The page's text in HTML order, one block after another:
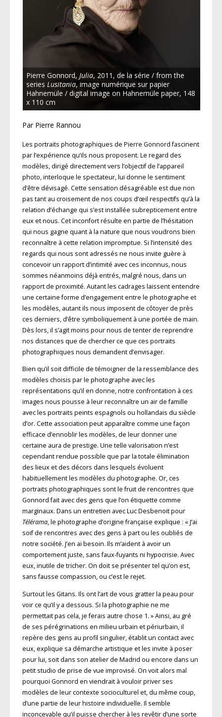
Pierre Gonnord, Julia, 2011, de la série / from the
series Lusitania, image numérique sur papier
Hahnemüle / digital image on Hahnemüle paper, 148
x 110 cm
Par Pierre Rannou
Les portraits photographiques de Pierre Gonnord fascinent
par l’expérience qu’ils nous proposent. Le regard des
modèles, dirigé directement vers l’objectif de l’appareil
photo, interloque le spectateur, lui donne le sentiment
d’être dévisagé. Cette sensation désagréable est due non
pas tant au croisement de nos coups d’œil respectifs qu’à la
relation d’échange qui s’est installée subrepticement entre
eux et nous. Cet inconfort résulte en partie de l’hésitation
qui nous gagne quant à la nature que nous voudrons bien
reconnaître à cette relation impromptue. Si l’intensité des
regards qui nous sont adressés ne nous invite guère à
concevoir un rapport d’intimité avec ces inconnus, nous
sommes néanmoins déjà entrés, malgré nous, dans un
rapport de proximité. Autant les cadrages laissent entendre
une certaine forme d’engagement entre le photographe et
les modèles, autant ils nous imposent de côtoyer de près
ces derniers, d’être symboliquement à une portée de main.
Dès lors, il s’agit moins pour nous de tenter de reprendre
nos distances que de chercher ce que ces portraits
photographiques nous demandent d’envisager.
Bien qu’il soit difficile de témoigner de la ressemblance des
modèles choisis par le photographe avec les
représentations qu’il en donne, notre confrontation à ces
images nous pousse à leur reconnaître un air de famille
avec les portraits peints espagnols ou hollandais du siècle
d’or. Cette association peut apparaître comme une façon
efficace d’ennoblir les modèles, de leur donner une
certaine aura de prestige. Une telle valorisation n’est
cependant rendue possible que par la totale élimination
des lieux et des décors dans lesquels évoluent
habituellement les modèles du photographe. Or, ces
portraits photographiques sont le fruit de rencontres que
Gonnord fait avec des gens que l’on étiquette comme
marginaux. Dans un entretien avec Luc Desbenoit pour
Télérama, le photographe d’origine française explique : « J’ai
soif de rencontres avec des gens à part ou les oubliés de
notre société. J’en ai besoin. Ils m’aident à avoir un
comportement juste, sans faux-fuyants ni hypocrisie. Avec
eux, inutile de tricher. On doit se présenter tel qu’on est,
sans fausse compassion, ou c’est le rejet.
Surtout les Gitans. Ils ont l’art de vous gratter la peau pour
voir ce qu’il y a dessous. Si la photographie ne me
permettait pas cela, je ferais autre chose 1. » Ainsi, au gré
de ses pérégrinations en milieu urbain et périurbain, il
repère des gens au profil singulier, établit un contact avec
eux, explique sa démarche artistique et les invite à poser
pour lui, soit dans son atelier de Madrid ou encore dans un
petit studio de prise de vue improvisé. On voit alors mal
pourquoi Gonnord en viendrait à vouloir priver ses
modèles de leur contexte socioculturel et, du même coup,
d’une partie de leur histoire individuelle. Il semble
inconcevable qu’il puisse chercher à les revêtir d’une sorte